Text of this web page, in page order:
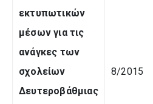
εκτυπωτικών
μέσων για τις
ανάγκες των
σχολείων
Δευτεροβάθμιας
8/2015